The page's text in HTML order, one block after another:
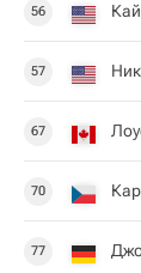
56
57
67
70
77